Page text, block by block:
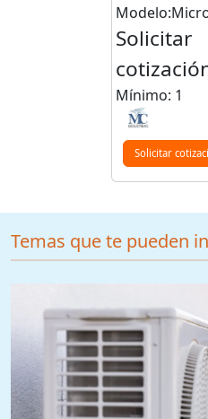
Solicitar
Mínimo: 1
Solicitar
Temas que te pueden